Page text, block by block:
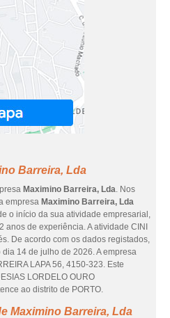
Barreira, Lda
Maximino Barreira, Lda. Nos
empresa Maximino Barreira, Lda
o início da sua atividade empresarial,
de experiência. A atividade CINI
De acordo com os dados registados,
14 de julho de 2026. A empresa
LAPA 56, 4150-323. Este
LORDELO OURO
ao distrito de PORTO.
Maximino Barreira, Lda